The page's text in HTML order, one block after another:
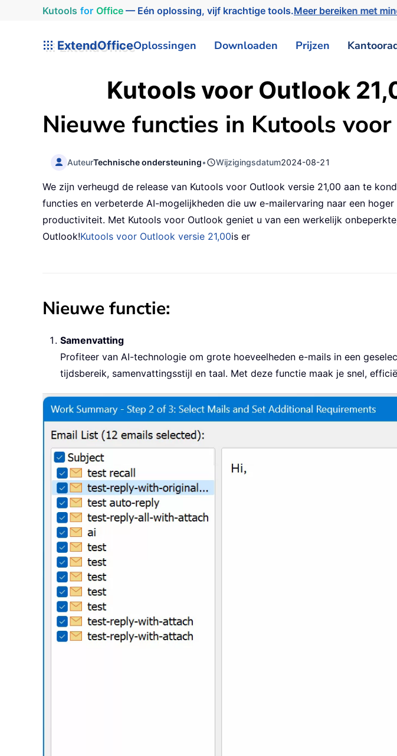
Kutools for Office— Eén oplossing, vijf krachtige tools.Meer bereiken met
ExtendOfficeOplossingen Downloaden Prijzen
Kutools voor Outlook
Nieuwe functies in Kutools
AuteurTechnische ondersteuning• Wijzigingsdatum2024-08-21
We zijn verheugd de release van Kutools voor Outlook versie 21,00 aan te
functies en verbeterde AI-mogelijkheden die uw e-mailervaring naar een
productiviteit. Met Kutools voor Outlook geniet u van een werkelijk
Outlook!Kutools voor Outlook versie 21,00is er
Nieuwe functie:
Samenvatting
Profiteer van AI-technologie om grote hoeveelheden e-mails in een
tijdsbereik, samenvattingsstijl en taal. Met deze functie maak je snel,